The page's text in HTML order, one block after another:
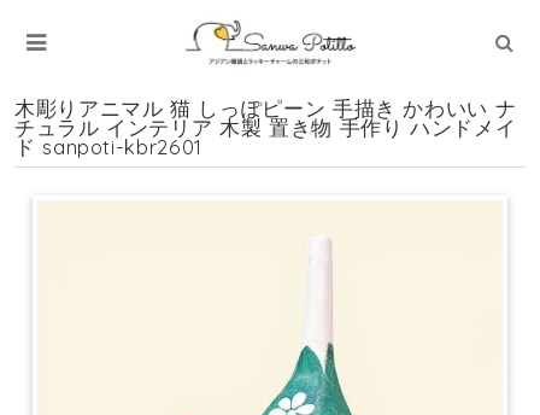
木彫りアニマル 猫 しっぽピーン 手描き かわいい ナ
チュラル インテリア 木製 置き物 手作り ハンドメイ
ド sanpoti-kbr2601